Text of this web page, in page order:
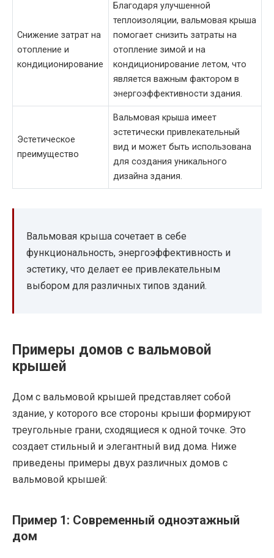
Снижение затрат на
отопление и
кондиционирование
Благодаря улучшенной
теплоизоляции, вальмовая крыша
помогает снизить затраты на
отопление зимой и на
кондиционирование летом, что
является важным фактором в
энергоэффективности здания.
Эстетическое
преимущество
Вальмовая крыша имеет
эстетически привлекательный
вид и может быть использована
для создания уникального
дизайна здания.
Вальмовая крыша сочетает в себе
функциональность, энергоэффективность и
эстетику, что делает ее привлекательным
выбором для различных типов зданий.
Примеры домов с вальмовой
крышей
Дом с вальмовой крышей представляет собой
здание, у которого все стороны крыши формируют
треугольные грани, сходящиеся к одной точке. Это
создает стильный и элегантный вид дома. Ниже
приведены примеры двух различных домов с
вальмовой крышей:
Пример 1: Современный одноэтажный
дом